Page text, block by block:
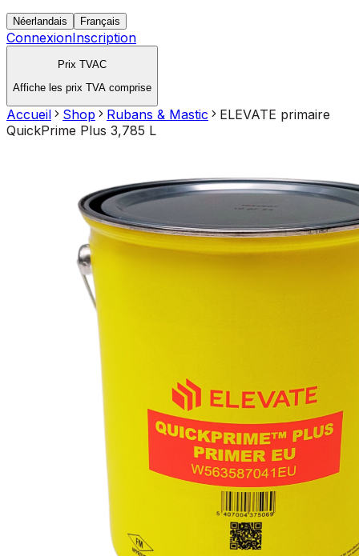
Néerlandais Français
ConnexionInscription
Prix TVAC
Affiche les prix TVA comprise
Accueil Shop Rubans & Mastic
ELEVATE primaire
QuickPrime Plus 3,785 L